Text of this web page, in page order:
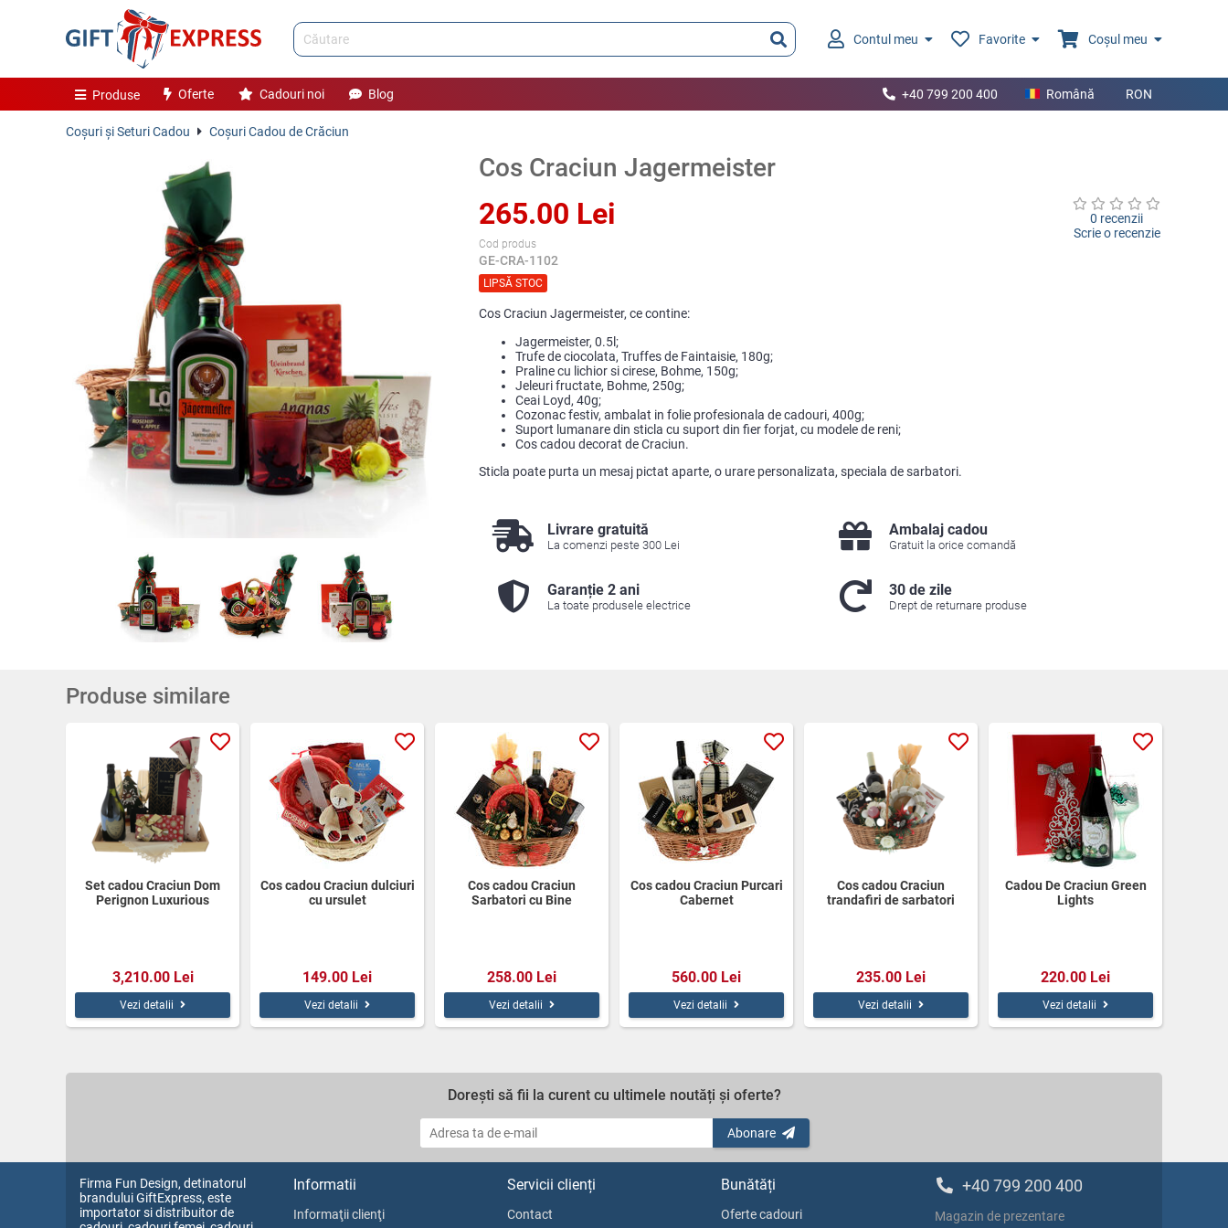
Contul meu Favorite Coșul meu
Produse Oferte Cadouri noi Blog +40 799 200 400 Română RON
Coşuri și Seturi Cadou Coşuri Cadou de Crăciun
Cos Craciun Jagermeister
265.00 Lei
Cod produs
GE-CRA-1102
LIPSĂ STOC
0 recenzii
Scrie o recenzie
Cos Craciun Jagermeister, ce contine:
Jagermeister, 0.5l;
Trufe de ciocolata, Truffes de Faintaisie, 180g;
Praline cu lichior si cirese, Bohme, 150g;
Jeleuri fructate, Bohme, 250g;
Ceai Loyd, 40g;
Cozonac festiv, ambalat in folie profesionala de cadouri, 400g;
Suport lumanare din sticla cu suport din fier forjat, cu modele de reni;
Cos cadou decorat de Craciun.
Sticla poate purta un mesaj pictat aparte, o urare personalizata, speciala de sarbatori.
Livrare gratuită
La comenzi peste 300 Lei
Ambalaj cadou
Gratuit la orice comandă
Garanție 2 ani
La toate produsele electrice
30 de zile
Drept de returnare produse
Produse similare
Set cadou Craciun Dom
Perignon Luxurious
3,210.00 Lei
Vezi detalii
Cos cadou Craciun dulciuri
cu ursulet
149.00 Lei
Vezi detalii
Cos cadou Craciun
Sarbatori cu Bine
258.00 Lei
Vezi detalii
Cos cadou Craciun Purcari
Cabernet
560.00 Lei
Vezi detalii
Cos cadou Craciun
trandafiri de sarbatori
235.00 Lei
Vezi detalii
Cadou De Craciun Green
Lights
220.00 Lei
Vezi detalii
Dorești să fii la curent cu ultimele noutăți și oferte?
Abonare
Firma Fun Design, detinatorul
brandului GiftExpress, este
importator si distribuitor de
Informatii
Informaţii clienţi
Servicii clienți
Contact
Bunătăți
Oferte cadouri
+40 799 200 400
Magazin de prezentare